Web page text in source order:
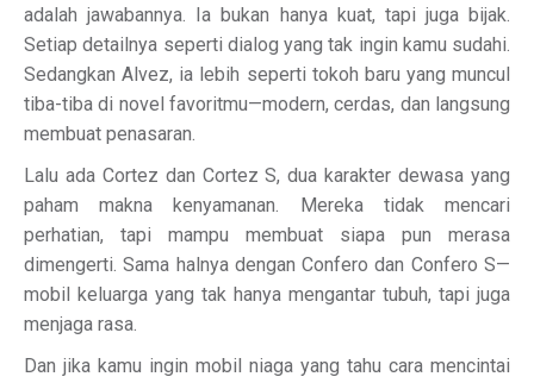
adalah jawabannya. Ia bukan hanya kuat, tapi juga bijak.
Setiap detailnya seperti dialog yang tak ingin kamu sudahi.
Sedangkan Alvez, ia lebih seperti tokoh baru yang muncul
tiba-tiba di novel favoritmu—modern, cerdas, dan langsung
membuat penasaran.
Lalu ada Cortez dan Cortez S, dua karakter dewasa yang
paham makna kenyamanan. Mereka tidak mencari
perhatian, tapi mampu membuat siapa pun merasa
dimengerti. Sama halnya dengan Confero dan Confero S—
mobil keluarga yang tak hanya mengantar tubuh, tapi juga
menjaga rasa.
Dan jika kamu ingin mobil niaga yang tahu cara mencintai